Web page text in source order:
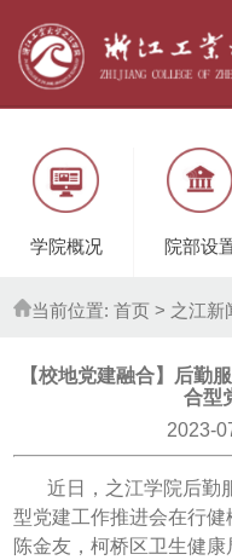
学院概况 院部设
当前位置:首页 > 之江新
【校地党建融合】后勤
合型
2023-
近日，之江学院后勤
型党建工作推进会在行
陈金友，柯桥区卫生健